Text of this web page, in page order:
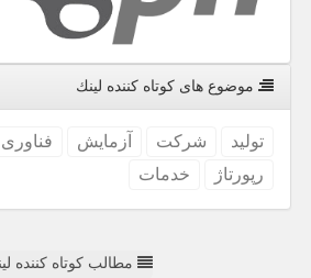
موضوع های كوتاه كننده لینك
تولید شركت آزمایش فناوری
رپورتاژ
خدمات
مطالب کوتاه کننده